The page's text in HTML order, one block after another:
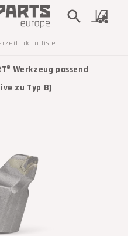
Warenkorb
aktualisiert.
Werkzeug passend
zu Typ B)